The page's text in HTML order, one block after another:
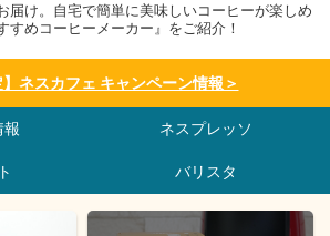
届け。自宅で簡単に美味しいコーヒーが楽しめ
すめコーヒーメーカー』をご紹介！
】ネスカフェ キャンペーン情報＞
報 ネスプレッソ
バリスタ